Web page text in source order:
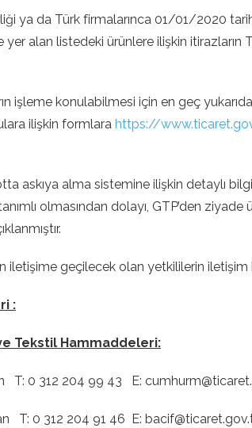
ya da Türk firmalarınca 01/01/2020
alan listedeki ürünlere ilişkin
işleme konulabilmesi için en geç
ilişkin formlara https://
askıya alma sistemine ilişkin detaylı
olmasından dolayı, GTP’den
iletişime geçilecek olan yetkililerin
:
Tekstil Hammaddeleri:
0 312 204 99 43 E:
0 312 204 91 46 E: